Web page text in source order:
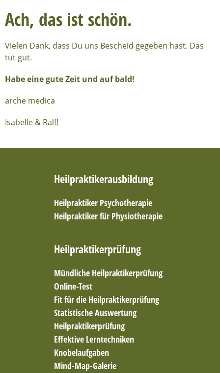
Ach, das ist schön.
Vielen Dank, dass Du uns Bescheid gegeben hast. Das
tut gut.
Habe eine gute Zeit und auf bald!
arche medica
Isabelle & Ralf!
Heilpraktikerausbildung
Heilpraktiker Psychotherapie
Heilpraktiker für Physiotherapie
Heilpraktikerprüfung
Mündliche Heilpraktikerprüfung
Online-Test
Fit für die Heilpraktikerprüfung
Statistische Auswertung
Heilpraktikerprüfung
Effektive Lerntechniken
Knobelaufgaben
Mind-Map-Galerie